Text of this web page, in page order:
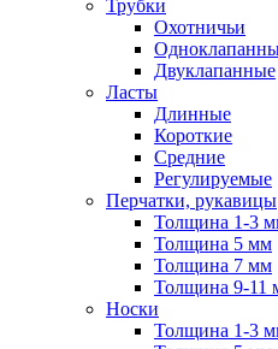
Трубки
Охотничьи
Двуклапанные
Ласты
Длинные
Короткие
Средние
Регулируемые
Перчатки, рукавицы
Толщина 1-3
Толщина 5 мм
Толщина 7 мм
Толщина 9-11
Носки
Толщина 1-3